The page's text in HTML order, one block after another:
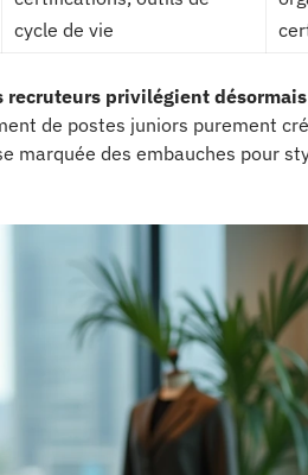
cycle de vie
recruteurs privilégient
de postes juniors purement
marquée des embauches pour